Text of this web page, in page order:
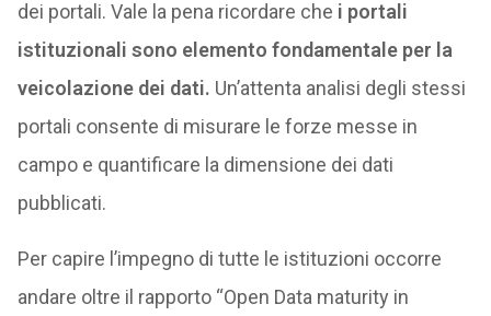
dei portali. Vale la pena ricordare che i portali
istituzionali sono elemento fondamentale per la
veicolazione dei dati. Un’attenta analisi degli stessi
portali consente di misurare le forze messe in
campo e quantificare la dimensione dei dati
pubblicati.
Per capire l’impegno di tutte le istituzioni occorre
andare oltre il rapporto “Open Data maturity in